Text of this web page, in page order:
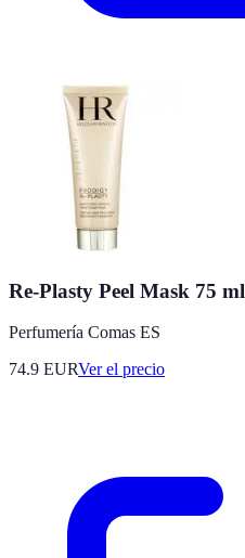
Re-Plasty Peel Mask 75 ml
Perfumería Comas ES
74.9 EURVer el precio